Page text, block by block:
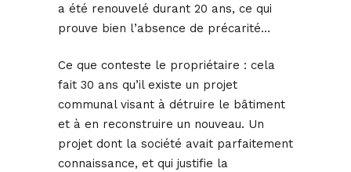
a été renouvelé durant 20 ans, ce qui
prouve bien l’absence de précarité…
Ce que conteste le propriétaire : cela
fait 30 ans qu’il existe un projet
communal visant à détruire le bâtiment
et à en reconstruire un nouveau. Un
projet dont la société avait parfaitement
connaissance, et qui justifie la